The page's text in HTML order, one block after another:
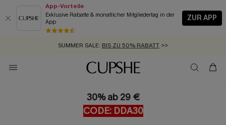
App-Vorteile
Exklusive Rabatte & monatlicher Mitgliedertag in der
App
ZUR APP
GRATIS MASSBAND MIT JEDEM SCHNELLVERSAND-ARTIKEL >>
SUMMER SALE:
ZUM NEWSLETTER:BIS ZU -20% EXTRA ERHALTEN
KOSTENLOSER VERSAND AB 89 €
30% ab 29 €
CODE: DDA30